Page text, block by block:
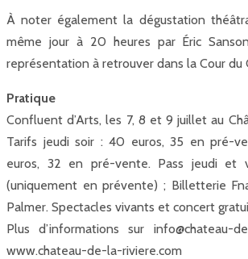
À noter également la dégustation
même jour à 20 heures par Éric
représentation à retrouver dans la Cour du
Pratique
Confluent d’Arts, les 7, 8 et 9 juillet au
Tarifs jeudi soir : 40 euros, 35 en pré-
euros, 32 en pré-vente. Pass jeudi et
(uniquement en prévente) ; Billetterie
Palmer. Spectacles vivants et concert
Plus d’informations sur info@chateau-
www.chateau-de-la-riviere.com